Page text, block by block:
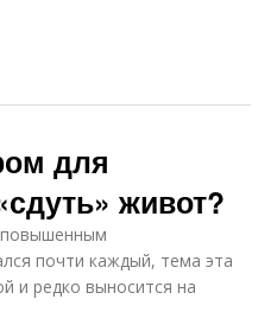
для
живот?
повышенным
почти каждый, тема эта
и редко выносится на